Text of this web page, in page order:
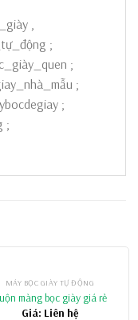
,
;
;
;
;
;
MÁY BỌC GIÀY TỰ ĐỘNG
màng bọc giày giá rẻ
Giá: Liên hệ